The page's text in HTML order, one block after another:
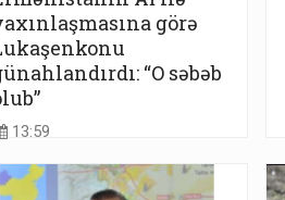
görə
“O səbəb
13:59